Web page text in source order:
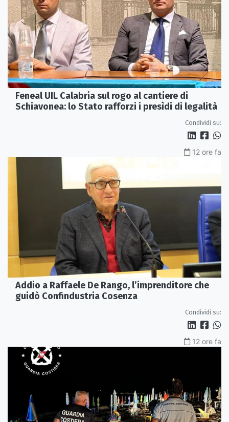
Feneal UIL Calabria sul rogo al cantiere di
Schiavonea: lo Stato rafforzi i presìdi di legalità
Condividi su:
12 ore fa
Addio a Raffaele De Rango, l’imprenditore che
guidò Confindustria Cosenza
Condividi su:
12 ore fa